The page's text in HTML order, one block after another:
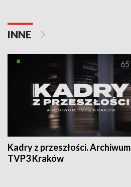
INNE
Kadry z przeszłości. Archiwum
TVP3 Kraków